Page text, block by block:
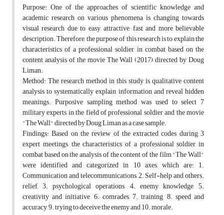
Purpose: One of the approaches of scientific knowledge and
academic research on various phenomena is changing towards
visual research due to easy, attractive, fast and more believable
description. Therefore, the purpose of this research is to explain the
characteristics of a professional soldier in combat based on the
content analysis of the movie The Wall (2017) directed by Doug
Liman.
Method: The research method in this study is qualitative content
analysis to systematically explain information and reveal hidden
meanings. Purposive sampling method was used to select 7
military experts in the field of professional soldier and the movie
"The Wall" directed by Doug Liman as a case sample.
Findings: Based on the review of the extracted codes during 3
expert meetings, the characteristics of a professional soldier in
combat based on the analysis of the content of the film "The Wall"
were identified and categorized in 10 axes, which are: 1.
Communication and telecommunications, 2. Self-help and others.
relief, 3. psychological operations, 4. enemy knowledge, 5.
creativity and initiative, 6. comrades, 7. training, 8. speed and
accuracy, 9. trying to deceive the enemy and 10. morale.